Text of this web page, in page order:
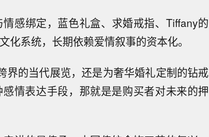
感绑定，蓝色礼盒、求婚戒指、Tiffany的
化系统，长期依赖爱情叙事的资本化。
界的当代展览，还是为奢华婚礼定制的钻戒
情表达手段，那就是是购买者对未来的押